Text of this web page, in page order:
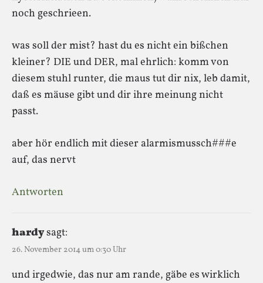
noch geschrieen.
was soll der mist? hast du es nicht ein bißchen
kleiner? DIE und DER, mal ehrlich: komm von
diesem stuhl runter, die maus tut dir nix, leb damit,
daß es mäuse gibt und dir ihre meinung nicht
passt.
aber hör endlich mit dieser alarmismussch###e
auf, das nervt
Antworten
hardysagt:
26. November 2014 um 0:30 Uhr
und irgedwie, das nur am rande, gäbe es wirklich